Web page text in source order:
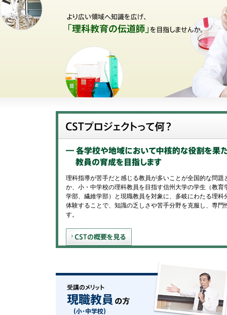
理科指導が苦手だと感じる教員が多いことが全国的な問題
か、小・中学校の理科教員を目指す信州大学の学生（教育
学部、繊維学部）と現職教員を対象に、多岐にわたる理科
体験することで、知識の乏しさや苦手分野を克服し、専門
す。